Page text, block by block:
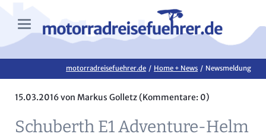
motorradreisefuehrer.de Home + News Newsmeldung
15.03.2016von Markus Golletz (Kommentare: 0)
Schuberth E1 Adventure-Helm